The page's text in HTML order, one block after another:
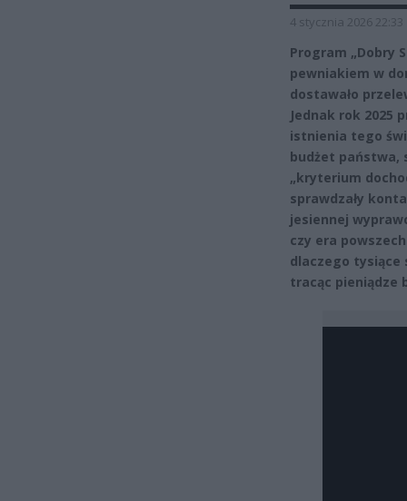
4 stycznia 2026 22:33
Program „Dobry
pewniakiem w
dostawało
Jednak rok 2025
istnienia tego
budżet państwa,
„kryterium
sprawdzały
jesiennej
czy era
dlaczego tysiące
tracąc pieniądze